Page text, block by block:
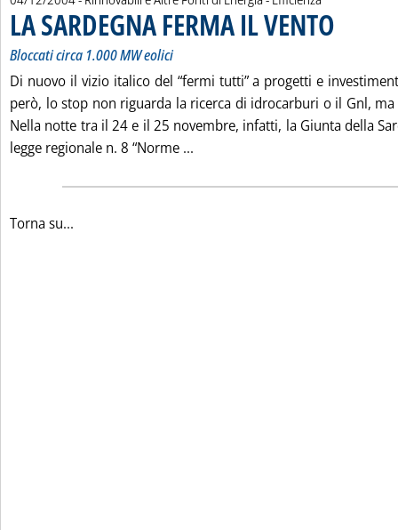
LA SARDEGNA FERMA IL VENTO
Bloccati circa 1.000 MW eolici
Di nuovo il vizio italico del “fermi tutti” a progetti e
però, lo stop non riguarda la ricerca di idrocarburi o il Gnl,
Nella notte tra il 24 e il 25 novembre, infatti, la Giunta della
legge regionale n. 8 “Norme ...
Torna su...